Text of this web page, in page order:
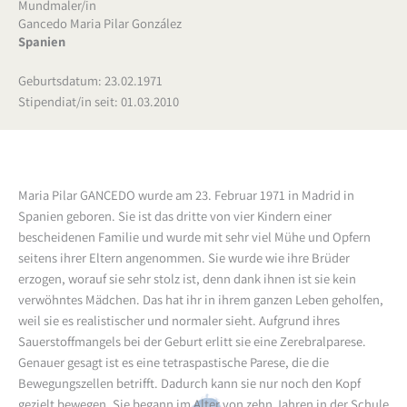
Mundmaler/in
Gancedo Maria Pilar González
Spanien
Geburtsdatum: 23.02.1971
Stipendiat/in seit: 01.03.2010
Maria Pilar GANCEDO wurde am 23. Februar 1971 in Madrid in
Spanien geboren. Sie ist das dritte von vier Kindern einer
bescheidenen Familie und wurde mit sehr viel Mühe und Opfern
seitens ihrer Eltern angenommen. Sie wurde wie ihre Brüder
erzogen, worauf sie sehr stolz ist, denn dank ihnen ist sie kein
verwöhntes Mädchen. Das hat ihr in ihrem ganzen Leben geholfen,
weil sie es realistischer und normaler sieht. Aufgrund ihres
Sauerstoffmangels bei der Geburt erlitt sie eine Zerebralparese.
Genauer gesagt ist es eine tetraspastische Parese, die die
Bewegungszellen betrifft. Dadurch kann sie nur noch den Kopf
gezielt bewegen. Sie begann im Alter von zehn Jahren in der Schule